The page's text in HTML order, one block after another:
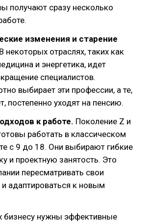
получают сразу несколько
изменения и старение
В некоторых отраслях, таких как
и энергетика, идет
специалистов.
выбирает эти профессии, а те,
постепенно уходят на пенсию.
к работе. Поколение Z и
работать в классическом
с 9 до 18. Они выбирают гибкие
и проектную занятость. Это
пересматривать свои
и адаптироваться к новым
бизнесу нужны эффективные